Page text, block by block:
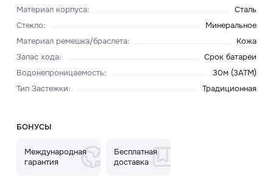
Материал корпуса:
Сталь
Стекло:
Минеральное
Материал ремешка/браслета:
Кожа
Запас хода:
Срок батареи
Водонепроницаемость:
30м (3ATM)
Тип Застежки: Традиционная
БОНУСЫ
Международная
гарантия
Бесплатная
доставка